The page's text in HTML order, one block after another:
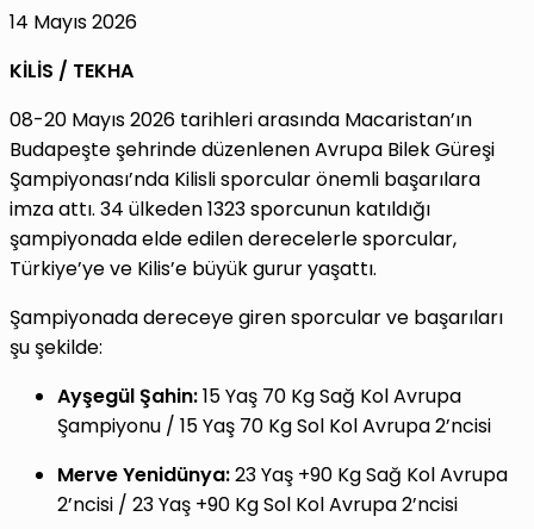
14 Mayıs 2026
KİLİS / TEKHA
08-20 Mayıs 2026 tarihleri arasında Macaristan’ın
Budapeşte şehrinde düzenlenen Avrupa Bilek Güreşi
Şampiyonası’nda Kilisli sporcular önemli başarılara
imza attı. 34 ülkeden 1323 sporcunun katıldığı
şampiyonada elde edilen derecelerle sporcular,
Türkiye’ye ve Kilis’e büyük gurur yaşattı.
Şampiyonada dereceye giren sporcular ve başarıları
şu şekilde:
Ayşegül Şahin:15 Yaş 70 Kg Sağ Kol Avrupa
Şampiyonu / 15 Yaş 70 Kg Sol Kol Avrupa 2’ncisi
Merve Yenidünya:23 Yaş +90 Kg Sağ Kol Avrupa
2’ncisi / 23 Yaş +90 Kg Sol Kol Avrupa 2’ncisi